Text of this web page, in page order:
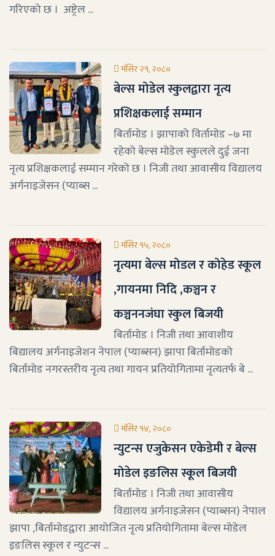
गरिएको छ । अष्ट्रेल ...
मंसिर २१, २०८०
बेल्स मोडेल स्कुलद्वारा नृत्य
प्रशिक्षकलाई सम्मान
बिर्तामोड । झापाको विर्तामोड –७ मा
रहेको बेल्स मोडेल स्कुलले दुई जना
नृत्य प्रशिक्षकलाई सम्मान गरेको छ । निजी तथा आवासीय विद्यालय
अर्गनाइजेसन (प्याब्स ...
मंसिर १५, २०८०
नृत्यमा बेल्स मोडल र कोहेड स्कूल
,गायनमा निदि ,कञ्चन र
कञ्चननजंघा स्कुल बिजयी
बिर्तामोड । निजी तथा आवाशीय
बिद्यालय अर्गनाइजेशन नेपाल (प्याब्सन) झापा बिर्तामोडको
बिर्तामोड नगरस्तरीय नृत्य तथा गायन प्रतियोगितामा नृत्यतर्फ बे ...
मंसिर १४, २०८०
न्युटन्स एजुकेसन एकेडेमी र बेल्स
मोडेल इङलिस स्कूल बिजयी
बिर्तामोड । निजी तथा आवासीय
विद्यालय अर्गनाइजेसन (प्याब्सन) नेपाल
झापा ,बिर्तामोडद्वारा आयोजित नृत्य प्रतियोगितामा बेल्स मोडेल
इङलिस स्कूल र न्युटन्स ...